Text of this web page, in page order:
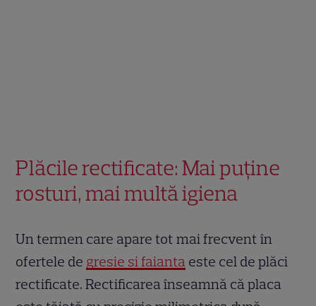
Plăcile rectificate: Mai puține
rosturi, mai multă igiena
Un termen care apare tot mai frecvent în
ofertele de gresie si faianta este cel de plăci
rectificate. Rectificarea înseamnă că placa